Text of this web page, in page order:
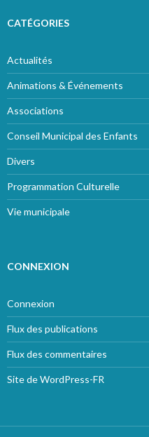
CATÉGORIES
Actualités
Animations & Événements
Associations
Conseil Municipal des Enfants
Divers
Programmation Culturelle
Vie municipale
CONNEXION
Connexion
Flux des publications
Flux des commentaires
Site de WordPress-FR